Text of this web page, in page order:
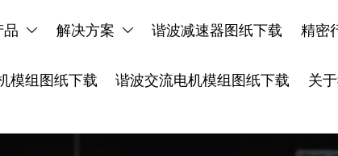
品  解决方案  谐波减速器图纸下载 精密
模组图纸下载 谐波交流电机模组图纸下载 关